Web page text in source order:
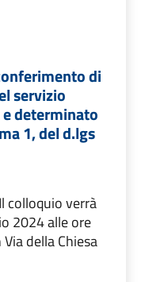
di
servizio
determinato
1, del d.lgs
colloquio verrà
2024 alle ore
della Chiesa